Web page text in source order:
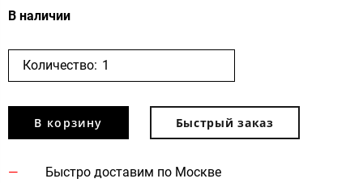
В наличии
Количество:
В корзину Быстрый заказ
Быстро доставим по Москве